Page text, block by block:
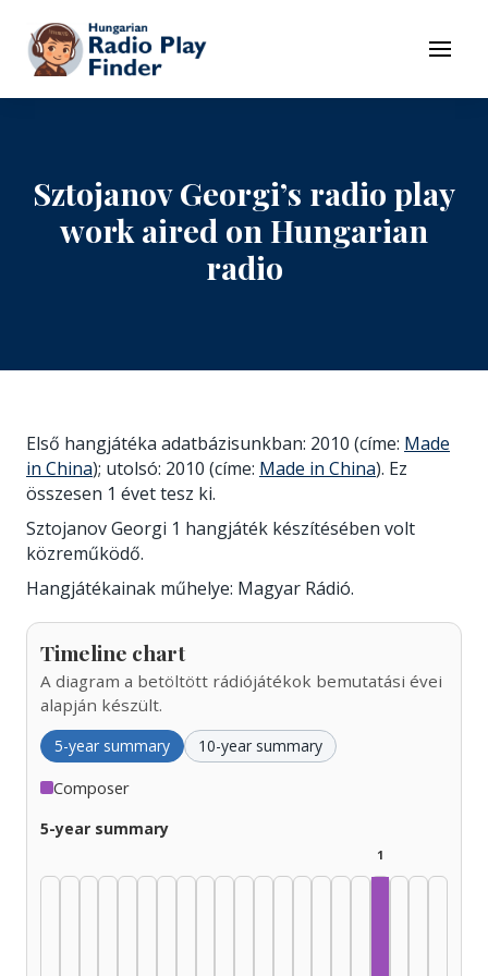
To contents
Menu
Sztojanov Georgi’s radio play
work aired on Hungarian
radio
Első hangjátéka adatbázisunkban: 2010 (címe: Made
in China); utolsó: 2010 (címe: Made in China). Ez
összesen 1 évet tesz ki.
Sztojanov Georgi 1 hangjáték készítésében volt
közreműködő.
Hangjátékainak műhelye: Magyar Rádió.
Timeline chart
A diagram a betöltött rádiójátékok bemutatási évei
alapján készült.
5-year summary 10-year summary
Composer
5-year summary
1